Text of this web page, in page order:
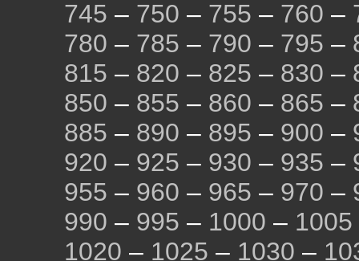
745 – 750 – 755 – 760 –
780 – 785 – 790 – 795 –
815 – 820 – 825 – 830 –
850 – 855 – 860 – 865 –
885 – 890 – 895 – 900 –
920 – 925 – 930 – 935 –
955 – 960 – 965 – 970 –
990 – 995 – 1000 – 1005
1020 – 1025 – 1030 –